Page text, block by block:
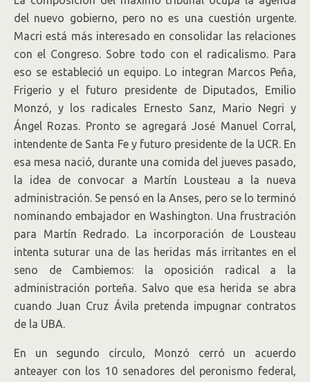
del nuevo gobierno, pero no es una cuestión urgente.
Macri está más interesado en consolidar las relaciones
con el Congreso. Sobre todo con el radicalismo. Para
eso se estableció un equipo. Lo integran Marcos Peña,
Frigerio y el futuro presidente de Diputados, Emilio
Monzó, y los radicales Ernesto Sanz, Mario Negri y
Ángel Rozas. Pronto se agregará José Manuel Corral,
intendente de Santa Fe y futuro presidente de la UCR. En
esa mesa nació, durante una comida del jueves pasado,
la idea de convocar a Martín Lousteau a la nueva
administración. Se pensó en la Anses, pero se lo terminó
nominando embajador en Washington. Una frustración
para Martín Redrado. La incorporación de Lousteau
intenta suturar una de las heridas más irritantes en el
seno de Cambiemos: la oposición radical a la
administración porteña. Salvo que esa herida se abra
cuando Juan Cruz Ávila pretenda impugnar contratos
de la UBA.
En un segundo círculo, Monzó cerró un acuerdo
anteayer con los 10 senadores del peronismo federal,